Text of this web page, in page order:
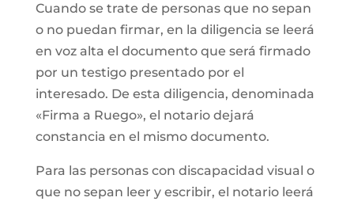
Cuando se trate de personas que no sepan
o no puedan firmar, en la diligencia se leerá
en voz alta el documento que será firmado
por un testigo presentado por el
interesado. De esta diligencia, denominada
«Firma a Ruego», el notario dejará
constancia en el mismo documento.
Para las personas con discapacidad visual o
que no sepan leer y escribir, el notario leerá